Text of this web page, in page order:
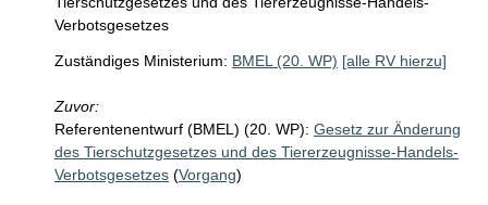
Verbotsgesetzes
Zuständiges Ministerium: BMEL (20. WP) [alle RV hierzu]
Zuvor:
Referentenentwurf (BMEL) (20. WP): Gesetz zur Änderung
des Tierschutzgesetzes und des Tiererzeugnisse-Handels-
Verbotsgesetzes (Vorgang)